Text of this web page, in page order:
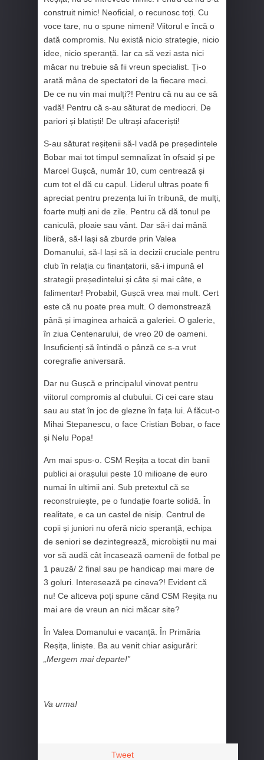
construit nimic! Neoficial, o recunosc toți. Cu
voce tare, nu o spune nimeni! Viitorul e încă o
dată compromis. Nu există nicio strategie, nicio
idee, nicio speranță. Iar ca să vezi asta nici
măcar nu trebuie să fii vreun specialist. Ți-o
arată mâna de spectatori de la fiecare meci.
De ce nu vin mai mulți?! Pentru că nu au ce să
vadă! Pentru că s-au săturat de mediocri. De
pariori și blatiști! De ultrași afaceriști!
S-au săturat reșițenii să-l vadă pe președintele
Bobar mai tot timpul semnalizat în ofsaid și pe
Marcel Gușcă, număr 10, cum centrează și
cum tot el dă cu capul. Liderul ultras poate fi
apreciat pentru prezența lui în tribună, de mulți,
foarte mulți ani de zile. Pentru că dă tonul pe
caniculă, ploaie sau vânt. Dar să-i dai mână
liberă, să-l lași să zburde prin Valea
Domanului, să-l lași să ia decizii cruciale pentru
club în relația cu finanțatorii, să-i impună el
strategii președintelui și câte și mai câte, e
falimentar! Probabil, Gușcă vrea mai mult. Cert
este că nu poate prea mult. O demonstrează
până și imaginea arhaică a galeriei. O galerie,
în ziua Centenarului, de vreo 20 de oameni.
Insuficienți să întindă o pânză ce s-a vrut
coregrafie aniversară.
Dar nu Gușcă e principalul vinovat pentru
viitorul compromis al clubului. Ci cei care stau
sau au stat în joc de glezne în fața lui. A făcut-o
Mihai Stepanescu, o face Cristian Bobar, o face
și Nelu Popa!
Am mai spus-o. CSM Reșița a tocat din banii
publici ai orașului peste 10 milioane de euro
numai în ultimii ani. Sub pretextul că se
reconstruiește, pe o fundație foarte solidă. În
realitate, e ca un castel de nisip. Centrul de
copii și juniori nu oferă nicio speranță, echipa
de seniori se dezintegrează, microbiștii nu mai
vor să audă cât încasează oamenii de fotbal pe
1 pauză/ 2 final sau pe handicap mai mare de
3 goluri. Interesează pe cineva?! Evident că
nu! Ce altceva poți spune când CSM Reșița nu
mai are de vreun an nici măcar site?
În Valea Domanului e vacanță. În Primăria
Reșița, liniște. Ba au venit chiar asigurări:
„Mergem mai departe!”
Va urma!
Tweet